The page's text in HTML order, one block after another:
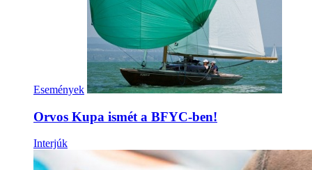
Események
Orvos Kupa ismét a BFYC-ben!
Interjúk